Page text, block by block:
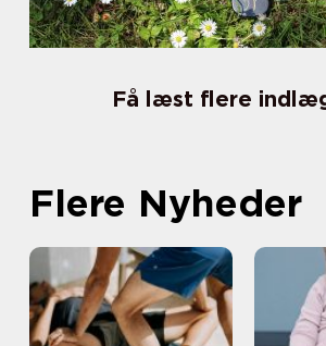
Få læst flere
Flere Nyheder